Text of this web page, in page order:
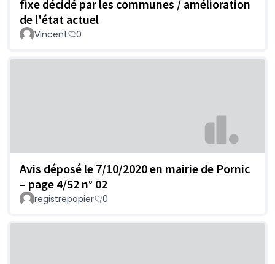
fixe décidé par les communes / amélioration
de l'état actuel
Vincent 0
Avis déposé le 7/10/2020 en mairie de Pornic
– page 4/52 n° 02
registrepapier 0